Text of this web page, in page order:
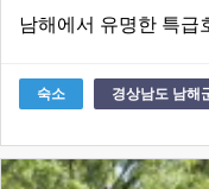
남해에서 유명한 특급
숙소 경상남도 남해